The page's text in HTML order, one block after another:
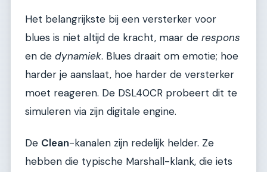
Het belangrijkste bij een versterker voor
blues is niet altijd de kracht, maar de respons
en de dynamiek. Blues draait om emotie; hoe
harder je aanslaat, hoe harder de versterker
moet reageren. De DSL40CR probeert dit te
simuleren via zijn digitale engine.
De Clean-kanalen zijn redelijk helder. Ze
hebben die typische Marshall-klank, die iets